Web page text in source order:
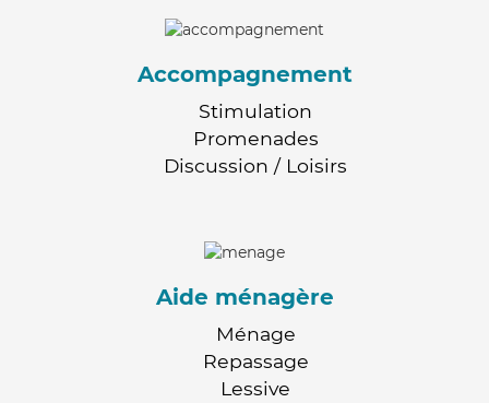
Accompagnement
Stimulation
Promenades
Discussion / Loisirs
Aide ménagère
Ménage
Repassage
Lessive